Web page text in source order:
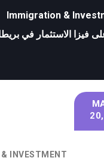
Immigration &
فيزا الاستثمار في
& INVESTMENT